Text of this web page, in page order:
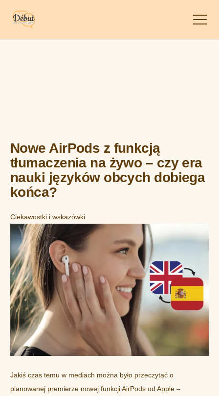
Nowe AirPods z funkcją
tłumaczenia na żywo – czy era
nauki języków obcych dobiega
końca?
Ciekawostki i wskazówki
Jakiś czas temu w mediach można było przeczytać o
planowanej premierze nowej funkcji AirPods od Apple –